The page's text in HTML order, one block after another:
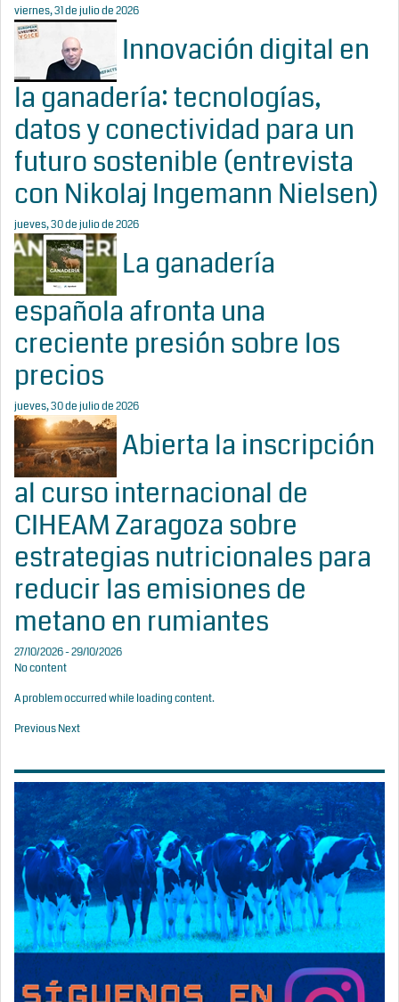
viernes, 31 de julio de 2026
Innovación digital en
la ganadería: tecnologías,
datos y conectividad para un
futuro sostenible (entrevista
con Nikolaj Ingemann Nielsen)
jueves, 30 de julio de 2026
La ganadería
española afronta una
creciente presión sobre los
precios
jueves, 30 de julio de 2026
Abierta la inscripción
al curso internacional de
CIHEAM Zaragoza sobre
estrategias nutricionales para
reducir las emisiones de
metano en rumiantes
27/10/2026 - 29/10/2026
No content
A problem occurred while loading content.
PreviousNext